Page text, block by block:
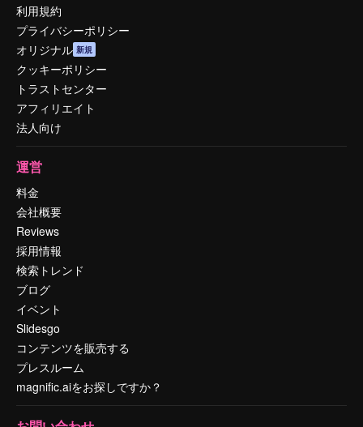
利用規約
プライバシーポリシー
オリジナル 新規
クッキーポリシー
トラストセンター
アフィリエイト
法人向け
運営
料金
会社概要
Reviews
採用情報
検索トレンド
ブログ
イベント
Slidesgo
コンテンツを販売する
プレスルーム
magnific.aiをお探しですか？